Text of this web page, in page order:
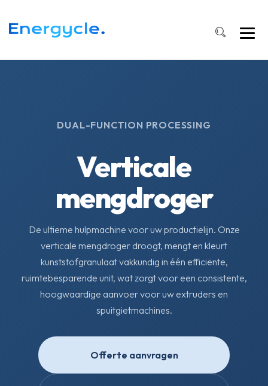
DUAL-FUNCTION PROCESSING
Verticale
mengdroger
De ultieme hulpmachine voor uw productielijn. Onze
verticale mengdroger droogt, mengt en kleurt
kunststofgranulaat vakkundig in één efficiënte,
ruimtebesparende unit, wat zorgt voor een consistente,
hoogwaardige aanvoer voor uw extruders en
spuitgietmachines.
Offerte aanvragen